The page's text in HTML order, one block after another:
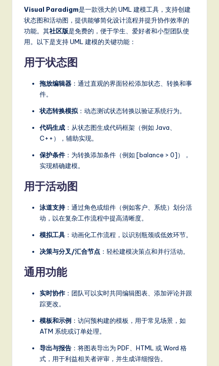
Visual Paradigm是一款强大的 UML 建模工具，支持创建
状态图和活动图，提供能够简化设计流程并提升协作效率的
功能。其社区版是免费的，便于学生、爱好者和小型团队使
用。以下是支持 UML 建模的关键功能：
用于状态图
拖放编辑器 ：通过直观的界面轻松添加状态、转换和事
件。
状态转换模拟 ：动态测试状态转换以验证系统行为。
代码生成 ：从状态图生成代码框架（例如 Java、
C++），辅助实现。
保护条件 ：为转换添加条件（例如 [balance > 0]），
实现精确建模。
用于活动图
泳道支持 ：通过角色或组件（例如客户、系统）划分活
动，以在复杂工作流程中提高清晰度。
模拟工具 ：动画化工作流程，以识别瓶颈或低效环节。
决策与分叉/汇合节点 ：轻松建模决策点和并行活动。
通用功能
实时协作 ：团队可以实时共同编辑图表、添加评论并跟
踪更改。
模板和示例 ：访问预构建的模板，用于常见场景，如
ATM 系统或订单处理。
导出与报告 ：将图表导出为 PDF、HTML 或 Word 格
式，用于利益相关者评审，并生成详细报告。